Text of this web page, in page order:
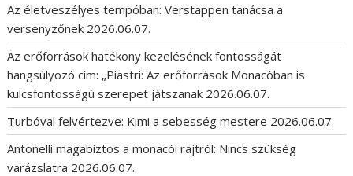
Az életveszélyes tempóban: Verstappen tanácsa a
versenyzőnek 2026.06.07.
Az erőforrások hatékony kezelésének fontosságát
hangsúlyozó cím: „Piastri: Az erőforrások Monacóban is
kulcsfontosságú szerepet játszanak 2026.06.07.
Turbóval felvértezve: Kimi a sebesség mestere 2026.06.07.
Antonelli magabiztos a monacói rajtról: Nincs szükség
varázslatra 2026.06.07.